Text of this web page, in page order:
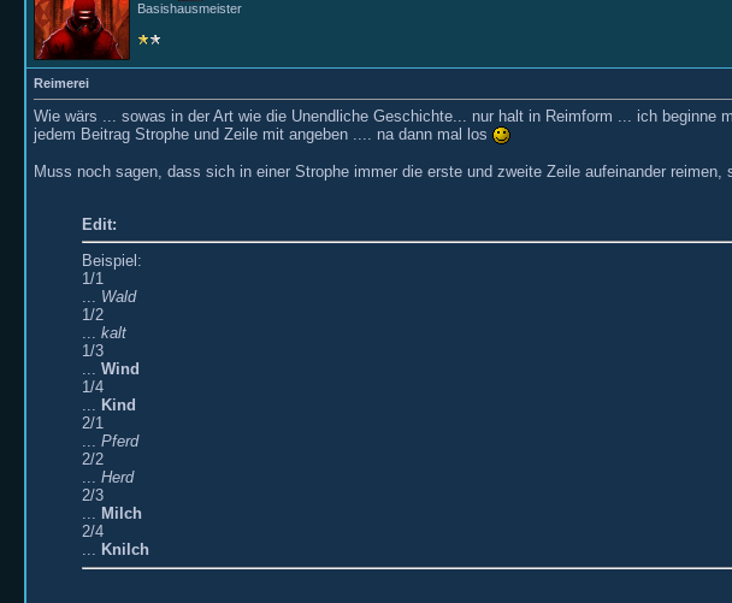
Basishausmeister
Reimerei
Wie wärs ... sowas in der Art wie die Unendliche Geschichte... nur halt in Reimform ... ich
jedem Beitrag Strophe und Zeile mit angeben .... na dann mal los
Muss noch sagen, dass sich in einer Strophe immer die erste und zweite Zeile aufeinander reimen,
Edit:
Beispiel:
1/1
Wald
1/2
kalt
1/3
Wind
1/4
Kind
2/1
Pferd
2/2
Herd
2/3
Milch
2/4
Knilch